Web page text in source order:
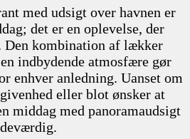
med udsigt over havnen er
det er en oplevelse, der
Den kombination af lækker
indbydende atmosfære gør
enhver anledning. Uanset om
eller blot ønsker at
middag med panoramaudsigt